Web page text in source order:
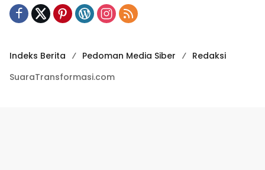
Indeks Berita Pedoman Media Siber
Redaksi
SuaraTransformasi.com